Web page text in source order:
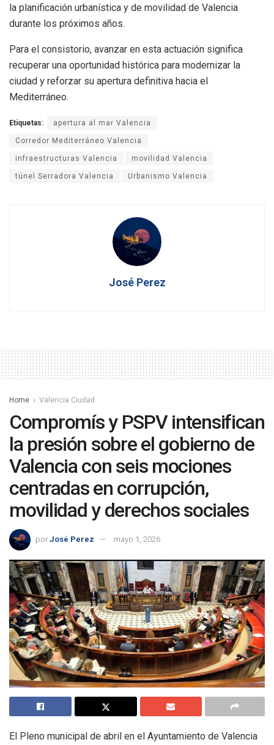
la planificación urbanística y de movilidad de Valencia
durante los próximos años.
Para el consistorio, avanzar en esta actuación significa
recuperar una oportunidad histórica para modernizar la
ciudad y reforzar su apertura definitiva hacia el
Mediterráneo.
Etiquetas: apertura al mar Valencia
Corredor Mediterráneo Valencia
infraestructuras Valencia movilidad Valencia
túnel Serradora Valencia Urbanismo Valencia
José Perez
Home Valencia Ciudad
Compromís y PSPV intensifican
la presión sobre el gobierno de
Valencia con seis mociones
centradas en corrupción,
movilidad y derechos sociales
por José Perez mayo 1, 2026
El Pleno municipal de abril en el Ayuntamiento de Valencia